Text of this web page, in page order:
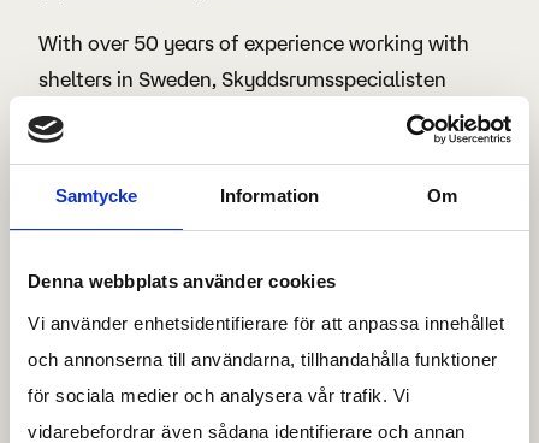
Samtycke Information Om
Denna webbplats använder cookies
Vi använder enhetsidentifierare för att anpassa innehållet
och annonserna till användarna, tillhandahålla funktioner
för sociala medier och analysera vår trafik. Vi
vidarebefordrar även sådana identifierare och annan
With over 50 years of experience working with
shelters in Sweden, Skyddsrumsspecialisten
offers complete solutions for shelters. We can
assist with everything from planning and
maintenance, inspections, upgrades, training,
and renovation of your shelter.